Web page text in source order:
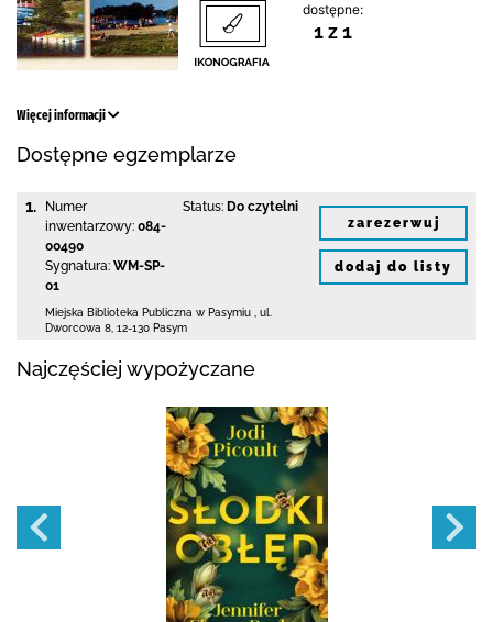
dostępne:
1 z 1
Więcej informacji
Dostępne egzemplarze
1.
Numer
inwentarzowy: 084-
00490
Sygnatura: WM-SP-
01
Status: Do czytelni
Miejska Biblioteka Publiczna w Pasymiu
ul.
Dworcowa 8 12-130 Pasym
zarezerwuj
dodaj do listy
Najczęściej wypożyczane